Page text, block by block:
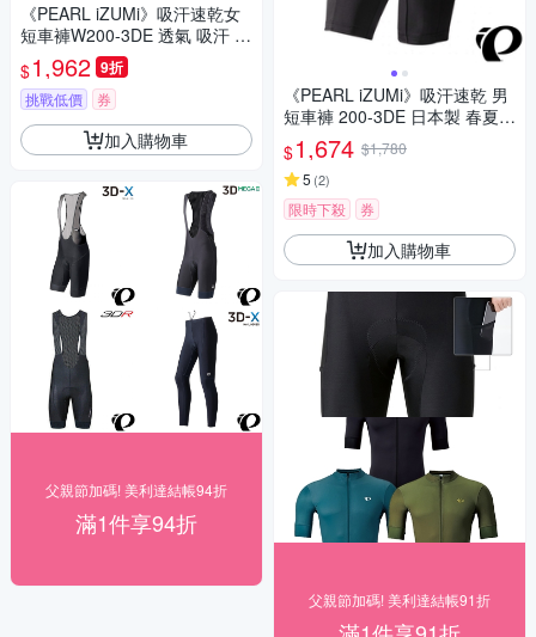
《PEARL iZUMi》吸汗速乾女
短車褲W200-3DE 透氣 吸汗 日
本製 女車褲/單車/飛輪課/運動/
入門款
$1,962 9折
挑戰低價 券
加入購物車
父親節加碼! 美利達結帳94折
滿1件享94折
《PEARL iZUMi》吸汗速乾 男
短車褲 200-3DE 日本製 春夏車
褲/入門車褲/單車/運動/自行車
$1,674 $1,780
5 (2)
限時下殺 券
加入購物車
父親節加碼! 美利達結帳91折